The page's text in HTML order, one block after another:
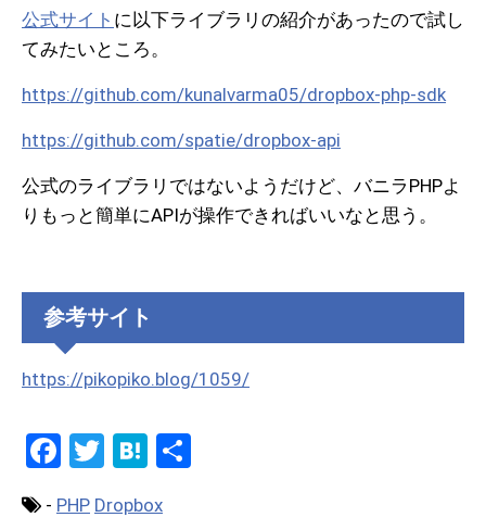
公式サイト に以下ライブラリの紹介があったので試し
てみたいところ。
https://github.com/kunalvarma05/dropbox-php-sdk
https://github.com/spatie/dropbox-api
公式のライブラリではないようだけど、バニラPHPよ
りもっと簡単にAPIが操作できればいいなと思う。
参考サイト
https://pikopiko.blog/1059/
F
ce
T
tt
H
e
- PHP Dropbox